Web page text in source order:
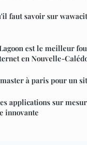
faut savoir sur
est le meilleur
en Nouvelle-
à paris pour un
applications sur
innovante